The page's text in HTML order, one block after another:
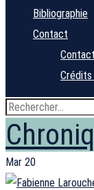
Bibliographie
Contact
Contact
Mar 20